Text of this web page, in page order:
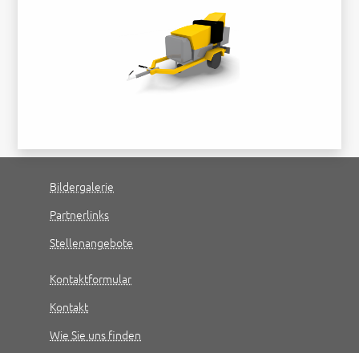
Bildergalerie
Partnerlinks
Stellenangebote
Kontaktformular
Kontakt
Wie Sie uns finden